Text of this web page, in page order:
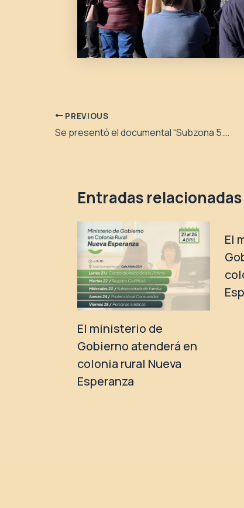
PREVIOUS
Se presentó el documental “Subzona 5.2. Un epílogo neuquino de memoria”
Entradas relacionadas
El ministerio de
Gobierno atenderá en
colonia rural Nueva
Esperanza
El